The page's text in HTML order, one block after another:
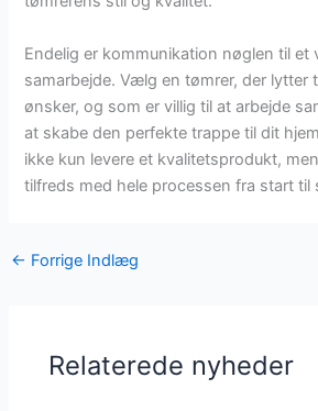
Endelig er kommunikation nøglen til et
samarbejde. Vælg en tømrer, der lytter
ønsker, og som er villig til at arbejde
at skabe den perfekte trappe til dit
ikke kun levere et kvalitetsprodukt,
tilfreds med hele processen fra start til
← Forrige Indlæg
Relaterede nyheder